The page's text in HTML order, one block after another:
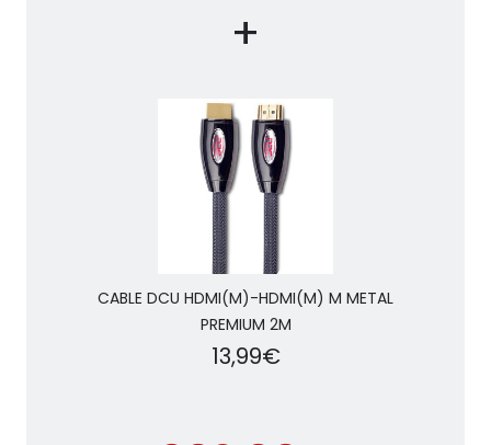
+
CABLE DCU HDMI(M)-HDMI(M) M METAL
PREMIUM 2M
13,99€